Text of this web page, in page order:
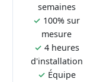
semaines
✓ 100% sur
mesure
✓ 4 heures
d'installation
✓ Équipe